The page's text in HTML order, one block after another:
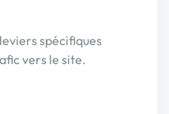
spécifiques
vers le site.